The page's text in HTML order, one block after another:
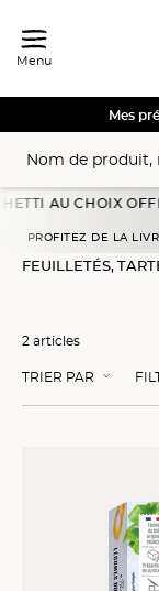
Menu Total
Mes
AU CHOIX
PROFITEZ DE LA
FEUILLETÉS,
2 articles
TRIER PAR